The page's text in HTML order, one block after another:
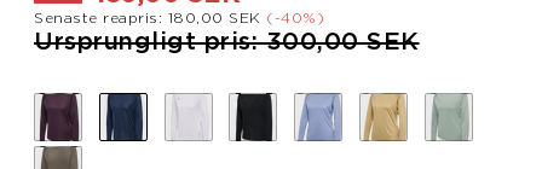
Senaste reapris: 180,00 SEK (-40%)
Pris nedsatt från
Ursprungligt pris: 300,00 SEKtill